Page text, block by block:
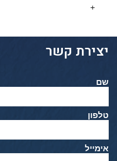
יצירת קשר
שם
טלפון
אימייל